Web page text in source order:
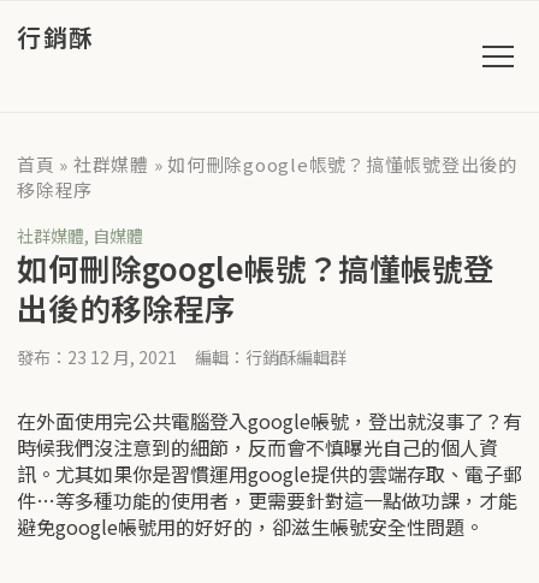
行銷酥
首頁 » 社群媒體 »如何刪除google帳號？搞懂帳號登出後的
移除程序
社群媒體, 自媒體
如何刪除google帳號？搞懂帳號登
出後的移除程序
發布：23 12 月, 2021 編輯：行銷酥編輯群
在外面使用完公共電腦登入google帳號，登出就沒事了？有
時候我們沒注意到的細節，反而會不慎曝光自己的個人資
訊。尤其如果你是習慣運用google提供的雲端存取、電子郵
件…等多種功能的使用者，更需要針對這一點做功課，才能
避免google帳號用的好好的，卻滋生帳號安全性問題。